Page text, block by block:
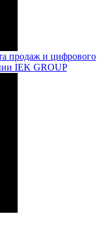
продаж и цифрового
IEK GROUP